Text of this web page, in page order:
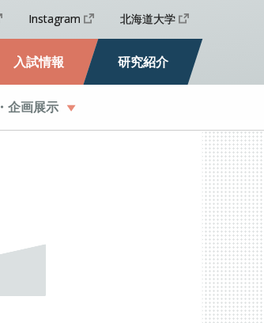
Instagram 北海道大学
入試情報 研究紹介
・企画展示